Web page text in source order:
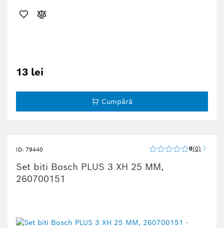
13 lei
Cumpără
ID: 79440 0 0
Set biti Bosch PLUS 3 XH 25 MM,
260700151